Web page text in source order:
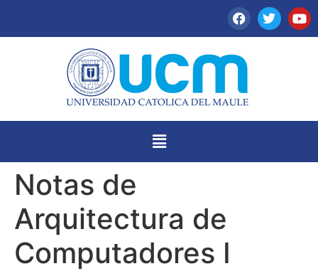
Notas de
Arquitectura de
Computadores I